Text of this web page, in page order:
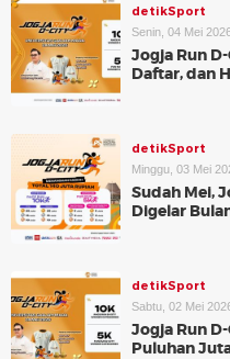
detikSport
Senin, 04 Mei
Jogja Run
Daftar, dan
detikSport
Minggu, 03 Mei
Sudah Mei,
Digelar
detikSport
Sabtu, 02 Mei
Jogja Run
Puluhan